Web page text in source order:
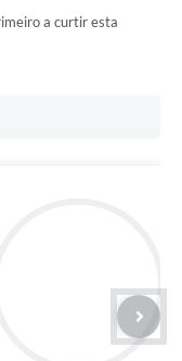
a curtir esta